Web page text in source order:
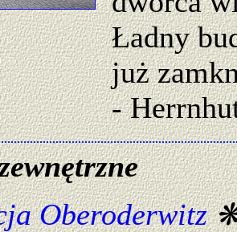
Ładny
już
-
Oberoderwitz